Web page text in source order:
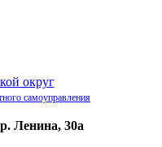
округ
самоуправления
Ленина, 30а